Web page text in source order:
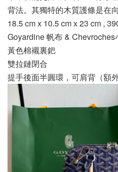
背法。其獨特的木質護條是在
18.5 cm x 10.5 cm x 23 cm ,
Goyardine 帆布 & Chevroches
黃色棉襯裏鈀
雙拉鏈閉合
提手後面半圓環，可肩背（額